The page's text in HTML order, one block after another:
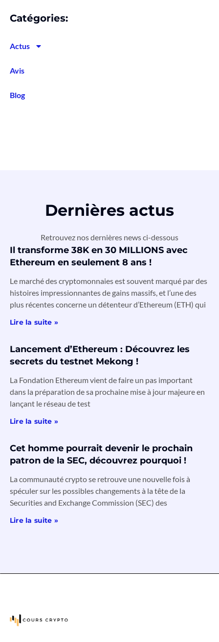
Catégories:
Actus
Avis
Blog
Dernières actus
Retrouvez nos dernières news ci-dessous
Il transforme 38K en 30 MILLIONS avec
Ethereum en seulement 8 ans !
Le marché des cryptomonnaies est souvent marqué par des
histoires impressionnantes de gains massifs, et l’une des
plus récentes concerne un détenteur d’Ethereum (ETH) qui
Lire la suite »
Lancement d’Ethereum : Découvrez les
secrets du testnet Mekong !
La Fondation Ethereum vient de faire un pas important
dans la préparation de sa prochaine mise à jour majeure en
lançant le réseau de test
Lire la suite »
Cet homme pourrait devenir le prochain
patron de la SEC, découvrez pourquoi !
La communauté crypto se retrouve une nouvelle fois à
spéculer sur les possibles changements à la tête de la
Securities and Exchange Commission (SEC) des
Lire la suite »